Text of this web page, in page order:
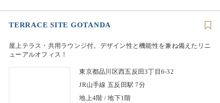
TERRACE SITE GOTANDA
屋上テラス・共用ラウンジ付。デザイン性と機能性を兼ね備えたリニ
ューアルオフィス！
東京都品川区西五反田3丁目6-32
JR山手線 五反田駅 7分
地上4階 / 地下1階